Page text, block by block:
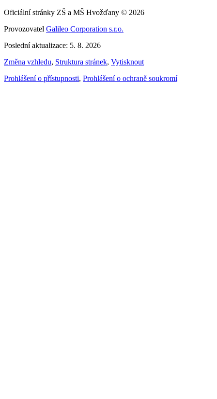
Oficiální stránky ZŠ a MŠ Hvožďany © 2026
Provozovatel Galileo Corporation s.r.o.
Poslední aktualizace: 5. 8. 2026
Změna vzhledu, Struktura stránek, Vytisknout
Prohlášení o přístupnosti, Prohlášení o ochraně soukromí